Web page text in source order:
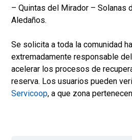
– Quintas del Mirador – Solanas
Aledaños.
Se solicita a toda la comunidad
extremadamente responsable
acelerar los procesos de
reserva. Los usuarios pueden
Servicoop, a que zona